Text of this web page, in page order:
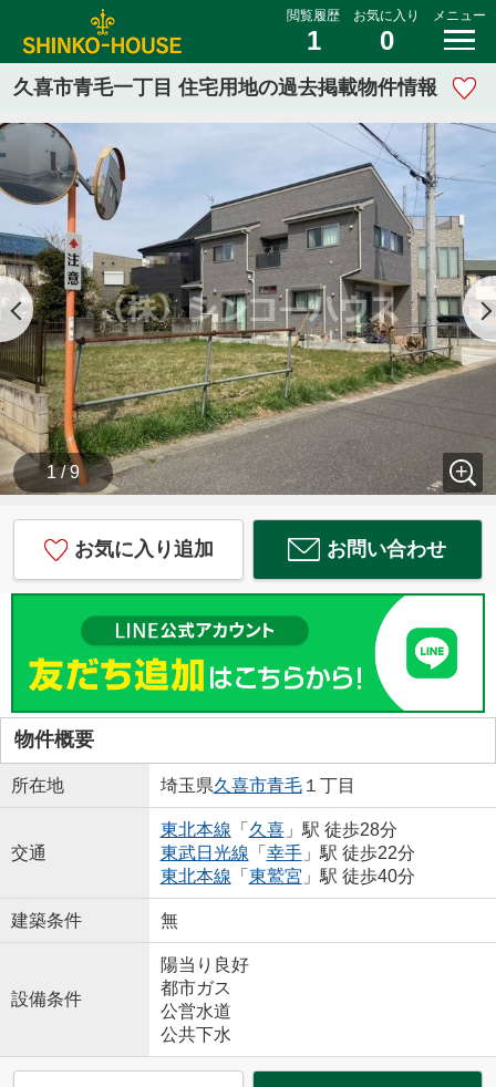
閲覧履歴
1
お気に入り
0
メニュー
久喜市青毛一丁目 住宅用地の過去掲載物件情報
1 / 9
お気に入り追加 お問い合わせ
物件概要
所在地 埼玉県久喜市青毛１丁目
交通
東北本線 「 久喜」駅 徒歩28分
東武日光線 「 幸手」駅 徒歩22分
東北本線 「 東鷲宮 」駅 徒歩40分
建築条件 無
設備条件
陽当り良好
都市ガス
公営水道
公共下水